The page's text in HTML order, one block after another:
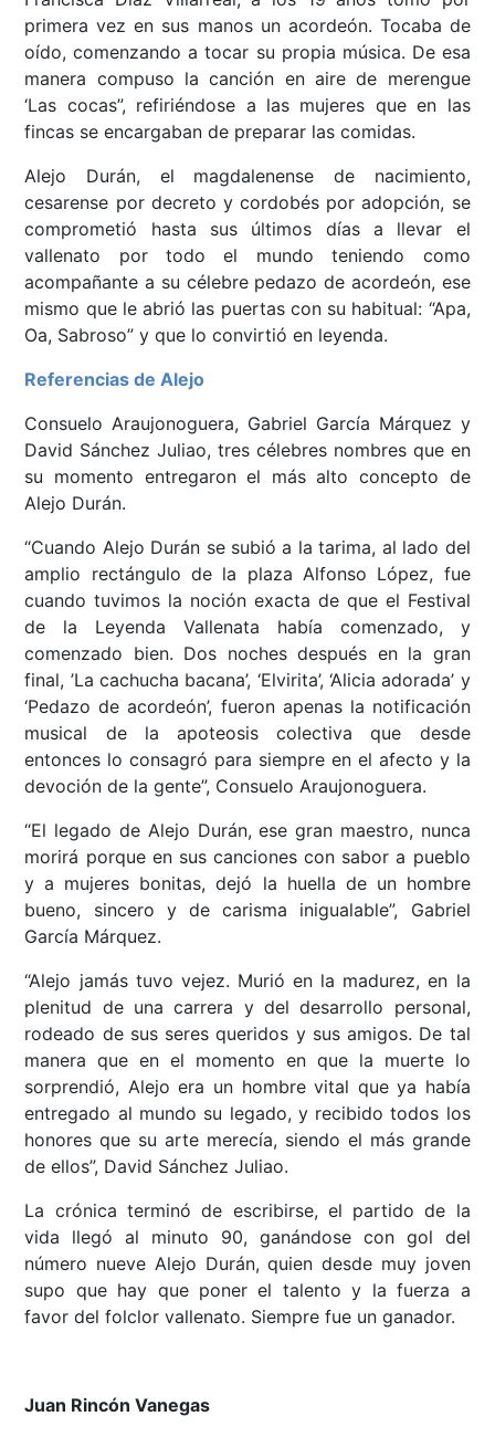
primera vez en sus manos un acordeón. Tocaba de
oído, comenzando a tocar su propia música. De esa
manera compuso la canción en aire de merengue
‘Las cocas”, refiriéndose a las mujeres que en las
fincas se encargaban de preparar las comidas.
Alejo Durán, el magdalenense de nacimiento,
cesarense por decreto y cordobés por adopción, se
comprometió hasta sus últimos días a llevar el
vallenato por todo el mundo teniendo como
acompañante a su célebre pedazo de acordeón, ese
mismo que le abrió las puertas con su habitual: “Apa,
Oa, Sabroso” y que lo convirtió en leyenda.
Referencias de Alejo
Consuelo Araujonoguera, Gabriel García Márquez y
David Sánchez Juliao, tres célebres nombres que en
su momento entregaron el más alto concepto de
Alejo Durán.
“Cuando Alejo Durán se subió a la tarima, al lado del
amplio rectángulo de la plaza Alfonso López, fue
cuando tuvimos la noción exacta de que el Festival
de la Leyenda Vallenata había comenzado, y
comenzado bien. Dos noches después en la gran
final, ’La cachucha bacana’, ‘Elvirita’, ‘Alicia adorada’ y
‘Pedazo de acordeón’, fueron apenas la notificación
musical de la apoteosis colectiva que desde
entonces lo consagró para siempre en el afecto y la
devoción de la gente”, Consuelo Araujonoguera.
“El legado de Alejo Durán, ese gran maestro, nunca
morirá porque en sus canciones con sabor a pueblo
y a mujeres bonitas, dejó la huella de un hombre
bueno, sincero y de carisma inigualable”, Gabriel
García Márquez.
“Alejo jamás tuvo vejez. Murió en la madurez, en la
plenitud de una carrera y del desarrollo personal,
rodeado de sus seres queridos y sus amigos. De tal
manera que en el momento en que la muerte lo
sorprendió, Alejo era un hombre vital que ya había
entregado al mundo su legado, y recibido todos los
honores que su arte merecía, siendo el más grande
de ellos”, David Sánchez Juliao.
La crónica terminó de escribirse, el partido de la
vida llegó al minuto 90, ganándose con gol del
número nueve Alejo Durán, quien desde muy joven
supo que hay que poner el talento y la fuerza a
favor del folclor vallenato. Siempre fue un ganador.
Juan Rincón Vanegas